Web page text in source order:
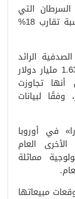
السرطان التي
تنتجها «جونسون آند جونسون» بنسبة تقارب 18%
الرائد
للشركة، بأكثر من 33% لتصل إلى 1.63 مليار دولار
تجاوزت
مليار دولار، وفقًا لبيانات
في أوروبا
العام
مماثلة
مبيعاتها